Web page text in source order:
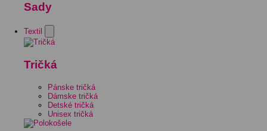
Sady
Textil
Tričká
Pánske tričká
Dámske tričká
Detské tričká
Unisex tričká